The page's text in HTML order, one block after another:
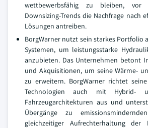
wettbewerbsfähig zu bleiben,
Downsizing-Trends die Nachfrage nach
Lösungen antreiben.
BorgWarner nutzt sein starkes Portfolio
Systemen, um leistungsstarke
anzubieten. Das Unternehmen betont
und Akquisitionen, um seine Wärme-
zu erweitern. BorgWarner richtet
Technologien auch mit Hybrid-
Fahrzeugarchitekturen aus und
Übergänge zu
gleichzeitiger Aufrechterhaltung der